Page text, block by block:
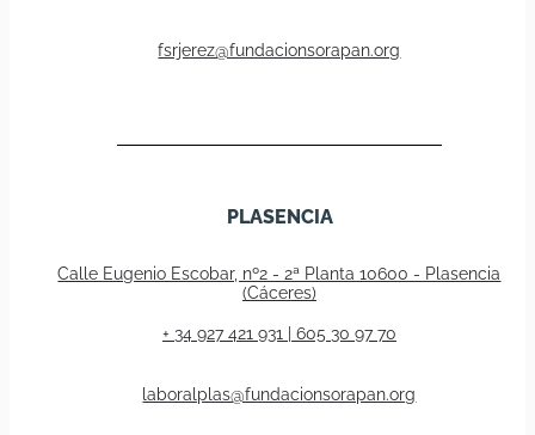
fsrjerez@fundacionsorapan.org
PLASENCIA
Calle Eugenio Escobar, nº2 - 2ª Planta 10600 - Plasencia
(Cáceres)
+ 34 927 421 931 | 605 30 97 70
laboralplas@fundacionsorapan.org